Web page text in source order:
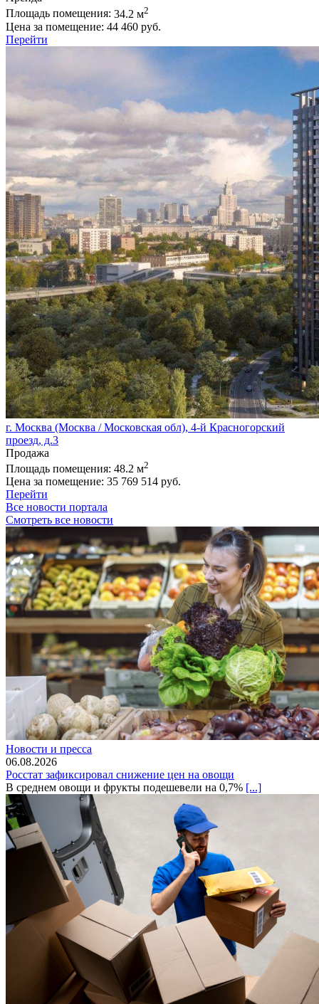
Площадь помещения: 34.2 м2
Цена за помещение: 44 460 руб.
Перейти
г. Москва (Москва / Московская обл), 4-й Красногорский
проезд, д.3
Продажа
Площадь помещения: 48.2 м2
Цена за помещение: 35 769 514 руб.
Перейти
Все новости портала
Смотреть все новости
Новости и пресса
06.08.2026
Росстат зафиксировал снижение цен на овощи
В среднем овощи и фрукты подешевели на 0,7% [...]